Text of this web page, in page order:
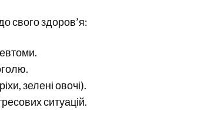
свого здоров’я:
зелені овочі).
ситуацій.